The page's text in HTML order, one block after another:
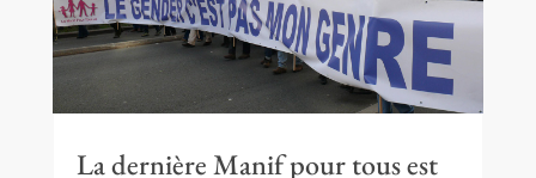
La dernière Manif pour tous est